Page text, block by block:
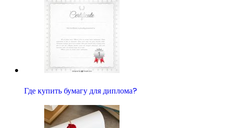
Где купить бумагу для диплома?